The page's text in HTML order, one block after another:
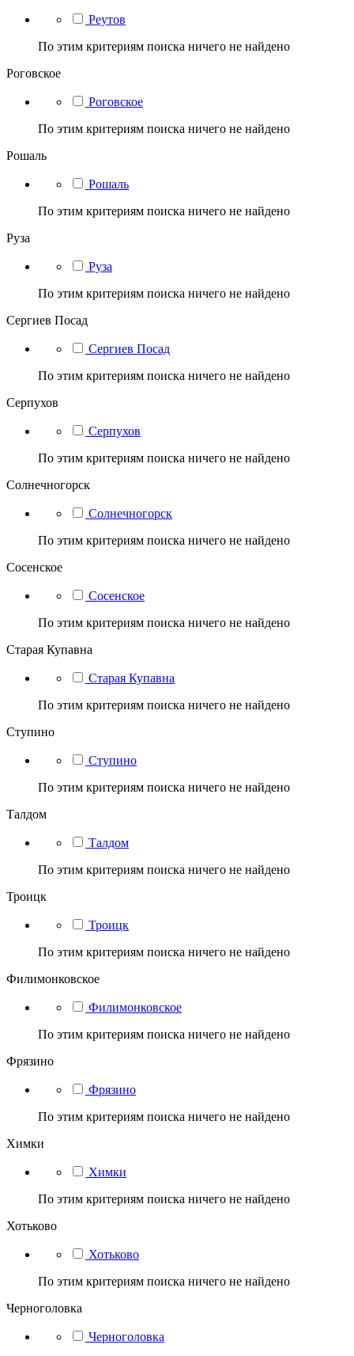
Реутов
По этим критериям поиска ничего не найдено
Роговское
Роговское
По этим критериям поиска ничего не найдено
Рошаль
Рошаль
По этим критериям поиска ничего не найдено
Руза
Руза
По этим критериям поиска ничего не найдено
Сергиев Посад
Сергиев Посад
По этим критериям поиска ничего не найдено
Серпухов
Серпухов
По этим критериям поиска ничего не найдено
Солнечногорск
Солнечногорск
По этим критериям поиска ничего не найдено
Сосенское
Сосенское
По этим критериям поиска ничего не найдено
Старая Купавна
Старая Купавна
По этим критериям поиска ничего не найдено
Ступино
Ступино
По этим критериям поиска ничего не найдено
Талдом
Талдом
По этим критериям поиска ничего не найдено
Троицк
Троицк
По этим критериям поиска ничего не найдено
Филимонковское
Филимонковское
По этим критериям поиска ничего не найдено
Фрязино
Фрязино
По этим критериям поиска ничего не найдено
Химки
Химки
По этим критериям поиска ничего не найдено
Хотьково
Хотьково
По этим критериям поиска ничего не найдено
Черноголовка
Черноголовка